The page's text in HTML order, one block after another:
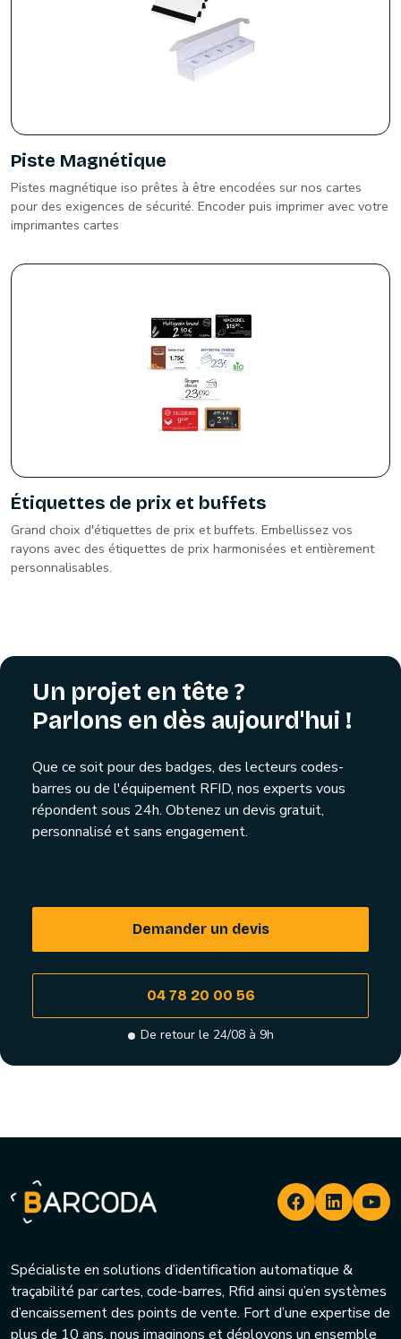
Piste Magnétique
Pistes magnétique iso prêtes à être encodées sur nos cartes
pour des exigences de sécurité. Encoder puis imprimer avec votre
imprimantes cartes
Étiquettes de prix et buffets
Grand choix d'étiquettes de prix et buffets. Embellissez vos
rayons avec des étiquettes de prix harmonisées et entièrement
personnalisables.
Un projet en tête ?
Parlons en dès aujourd'hui !
Que ce soit pour des badges, des lecteurs codes-
barres ou de l'équipement RFID, nos experts vous
répondent sous 24h. Obtenez un devis gratuit,
personnalisé et sans engagement.
Demander un devis
04 78 20 00 56
De retour le 24/08 à 9h
Spécialiste en solutions d’identification automatique &
traçabilité par cartes, code-barres, Rfid ainsi qu’en systèmes
d’encaissement des points de vente. Fort d’une expertise de
plus de 10 ans, nous imaginons et déployons un ensemble